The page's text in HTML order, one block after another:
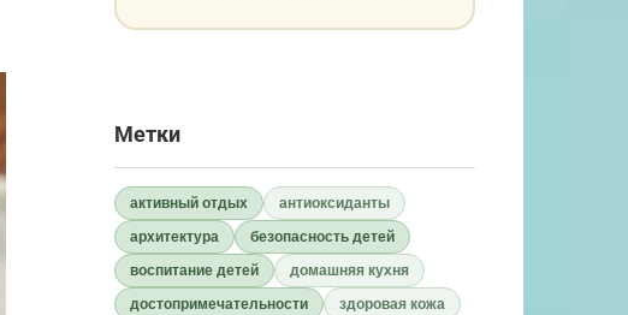
Метки
активный отдых
антиоксиданты
архитектура
безопасность детей
воспитание детей
домашняя кухня
достопримечательности
здоровая кожа